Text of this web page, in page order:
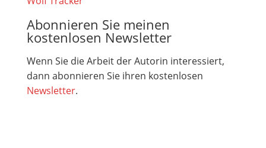
Abonnieren Sie meinen
kostenlosen Newsletter
Wenn Sie die Arbeit der Autorin interessiert,
dann abonnieren Sie ihren kostenlosen
Newsletter.